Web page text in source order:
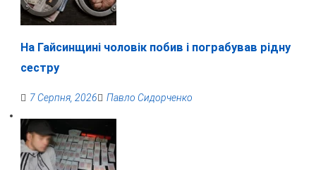
На Гайсинщині чоловік побив і пограбував рідну
сестру
7 Серпня, 2026 Павло Сидорченко